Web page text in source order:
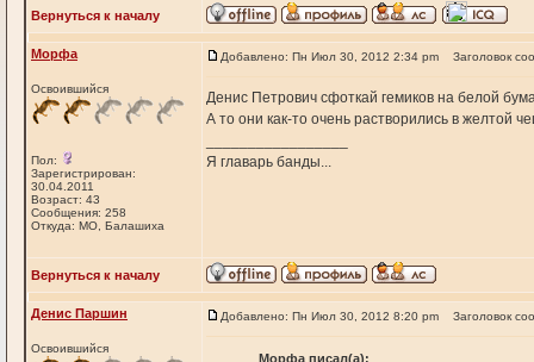
Вернуться к началу
Морфа
Освоившийся
Пол:
Зарегистрирован:
30.04.2011
Возраст: 43
Сообщения: 258
Откуда: МО, Балашиха
Добавлено: Пн Июл 30, 2012 2:34 pm Заголовок
Денис Петрович сфоткай гемиков на белой
А то они как-то очень растворились в желтой
Я главарь банды...
Вернуться к началу
Денис Паршин
Освоившийся
Добавлено: Пн Июл 30, 2012 8:20 pm Заголовок
Морфа писал(а):